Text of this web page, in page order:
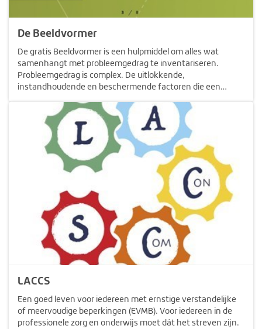
De Beeldvormer
De gratis Beeldvormer is een hulpmiddel om alles wat
samenhangt met probleemgedrag te inventariseren.
Probleemgedrag is complex. De uitlokkende,
instandhoudende en beschermende factoren die een
iedere cliënt anders. Daarom is het vaak niet…
LACCS
Een goed leven voor iedereen met ernstige verstandelijke
of meervoudige beperkingen (EVMB). Voor iedereen in de
professionele zorg en onderwijs moet dát het streven zijn.